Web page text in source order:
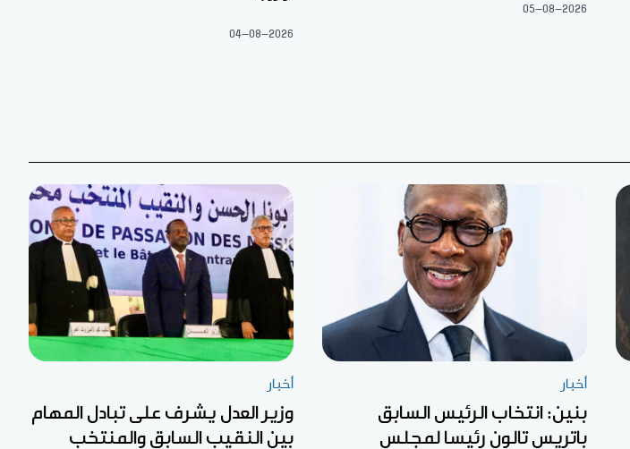
05-08-2026
04-08-2026
أخبار
بنين: انتخاب الرئيس السابق
باتريس تالون رئيسا لمجلس
أخبار
وزير العدل يشرف على تبادل المهام
بين النقيب السابق والمنتخب